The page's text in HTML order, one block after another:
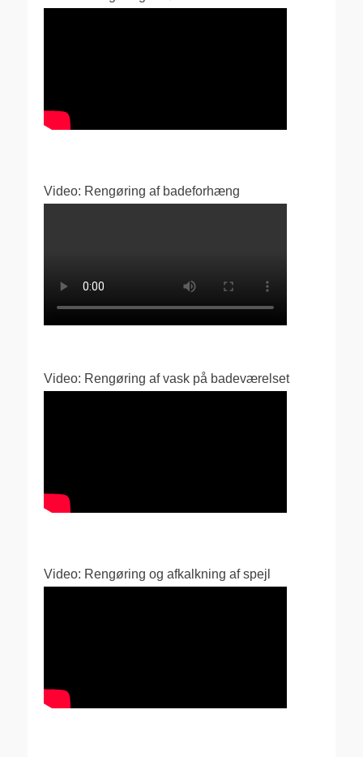
Video: Rengøring af badeforhæng
Video: Rengøring af vask på badeværelset
Video: Rengøring og afkalkning af spejl